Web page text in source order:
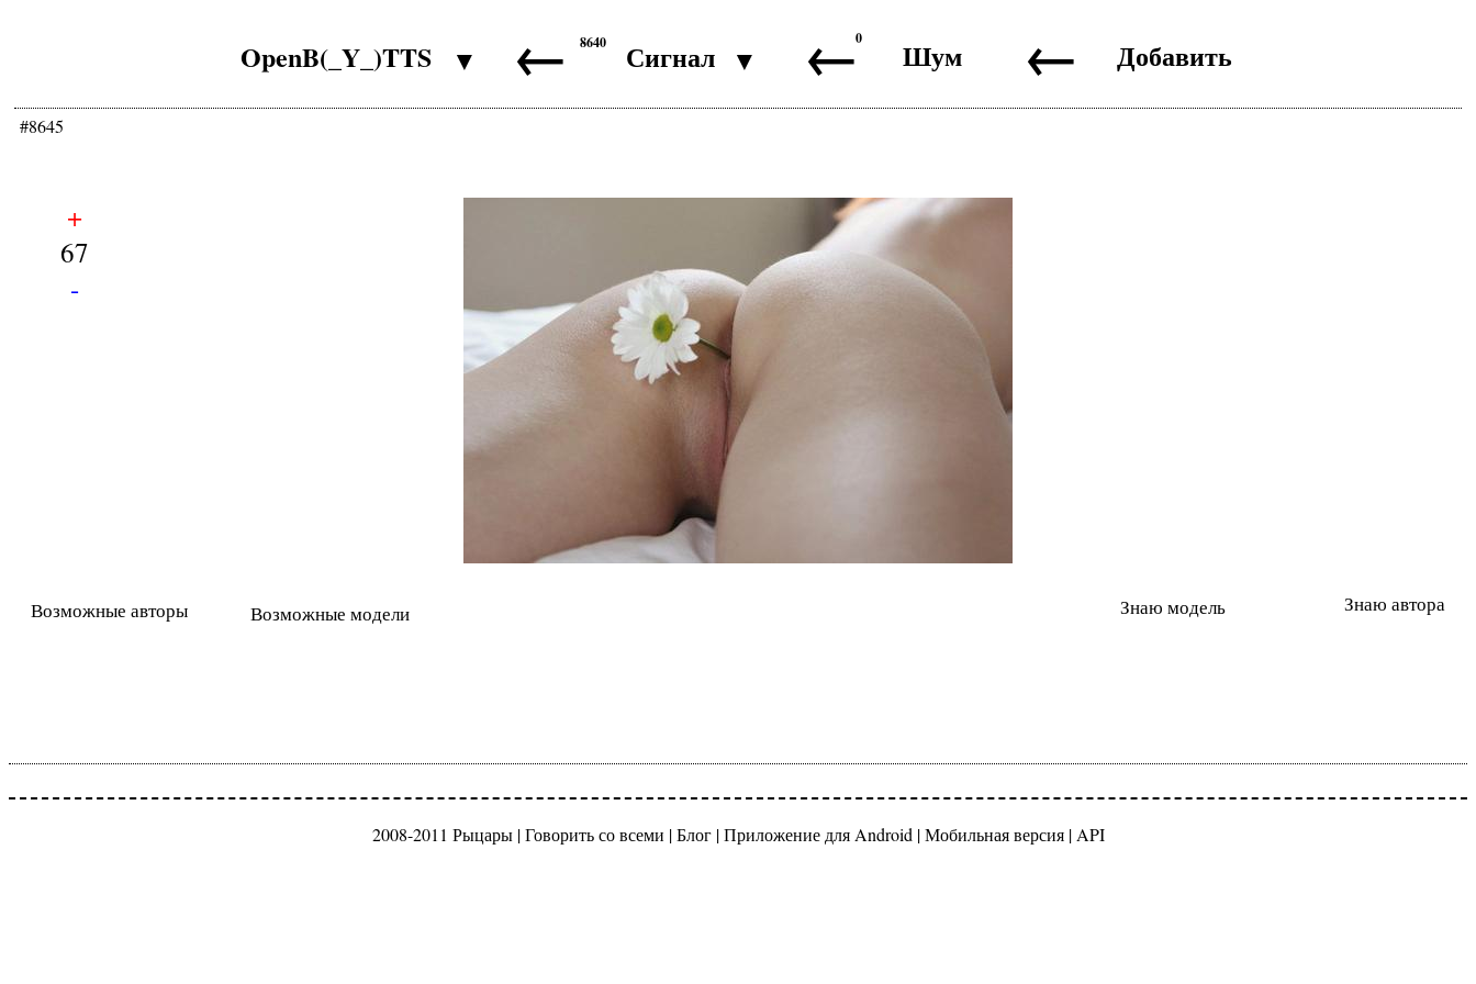
OpenB(_Y_)TTS ▼ ← Сигнал
8640 ▼ ← Шум
0 ← Добавить
#8645
+
67
-
Знаю автора
Знаю модель
Возможные авторы Возможные модели
2008-2011 Рыцары |Говорить со всеми |Блог|Приложение для Android |Мобильная версия| API